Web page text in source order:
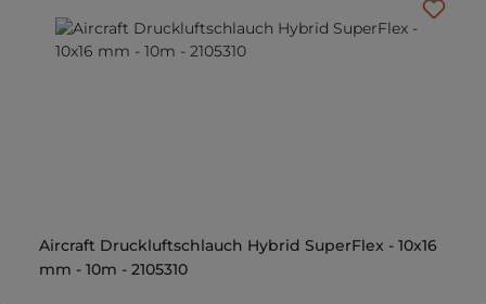
Aircraft Druckluftschlauch Hybrid SuperFlex - 10x16
mm - 10m - 2105310